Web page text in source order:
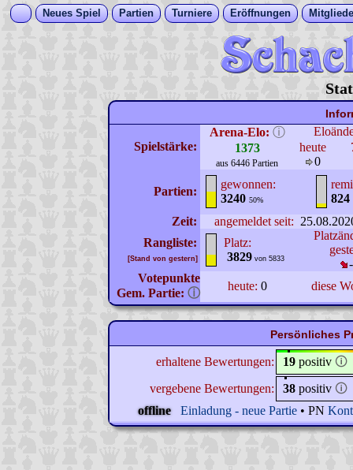
Neues Spiel Partien Turniere Eröffnungen
Spielstärke:
Arena-Elo: ⓘ
1373
aus 6446 Partien
heute
0
Partien:
gewonnen:
3240 50%
824
Zeit:
angemeldet seit:
Rangliste:
[Stand von gestern]
Platz:
3829 von 5833
Votepunkte
Gem. Partie: ⓘ
heute: 0 diese
Persönliches
erhaltene Bewertungen: 19 positiv 🛈
vergebene Bewertungen:
38 positiv 🛈
offline
Einladung - neue Partie • PN